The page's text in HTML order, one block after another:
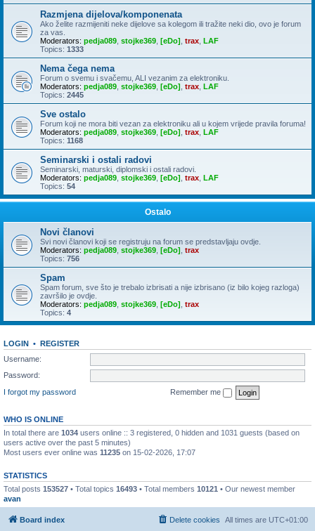
Razmjena dijelova/komponenata
Ako želite razmijeniti neke dijelove sa kolegom ili tražite neki dio, ovo je forum
za vas.
Moderators: pedja089 stojke369 [eDo] trax LAF
Topics: 1333
Nema čega nema
Forum o svemu i svačemu, ALI vezanim za elektroniku.
Moderators: pedja089 stojke369 [eDo] trax LAF
Topics: 2445
Sve ostalo
Forum koji ne mora biti vezan za elektroniku ali u kojem vrijede pravila foruma!
Moderators: pedja089 stojke369 [eDo] trax LAF
Topics: 1168
Seminarski i ostali radovi
Seminarski, maturski, diplomski i ostali radovi.
Moderators: pedja089 stojke369 [eDo] trax LAF
Topics: 54
Ostalo
Novi članovi
Svi novi članovi koji se registruju na forum se predstavljaju ovdje.
Moderators: pedja089 stojke369 [eDo] trax
Topics: 756
Spam
Spam forum, sve što je trebalo izbrisati a nije izbrisano (iz bilo kojeg razloga)
završilo je ovdje.
Moderators: pedja089 stojke369 [eDo] trax
Topics: 4
LOGIN • REGISTER
Username:
Password:
I forgot my password
Remember me
WHO IS ONLINE
In total there are 1034 users online :: 3 registered, 0 hidden and 1031 guests (based on
users active over the past 5 minutes)
Most users ever online was 11235 on 15-02-2026, 17:07
STATISTICS
Total posts 153527 • Total topics 16493 • Total members 10121 • Our newest member
avan
Board index All times are UTC+01:00
Delete cookies